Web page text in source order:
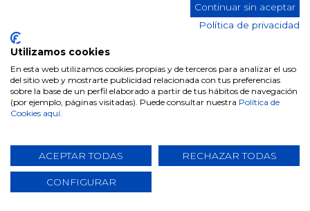
MESITA M-501 (BEIGE, NOGAL)
Continuar sin aceptar
Política de privacidad
Utilizamos cookies
En esta web utilizamos cookies propias y de terceros para analizar el uso
del sitio web y mostrarte publicidad relacionada con tus preferencias
sobre la base de un perfil elaborado a partir de tus hábitos de navegación
(por ejemplo, páginas visitadas). Puede consultar nuestra Política de
Cookies aquí.
ACEPTAR TODAS RECHAZAR TODAS
CONFIGURAR